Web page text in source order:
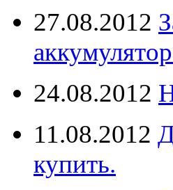
27.08.2012
24.08.2012
11.08.2012
купить.